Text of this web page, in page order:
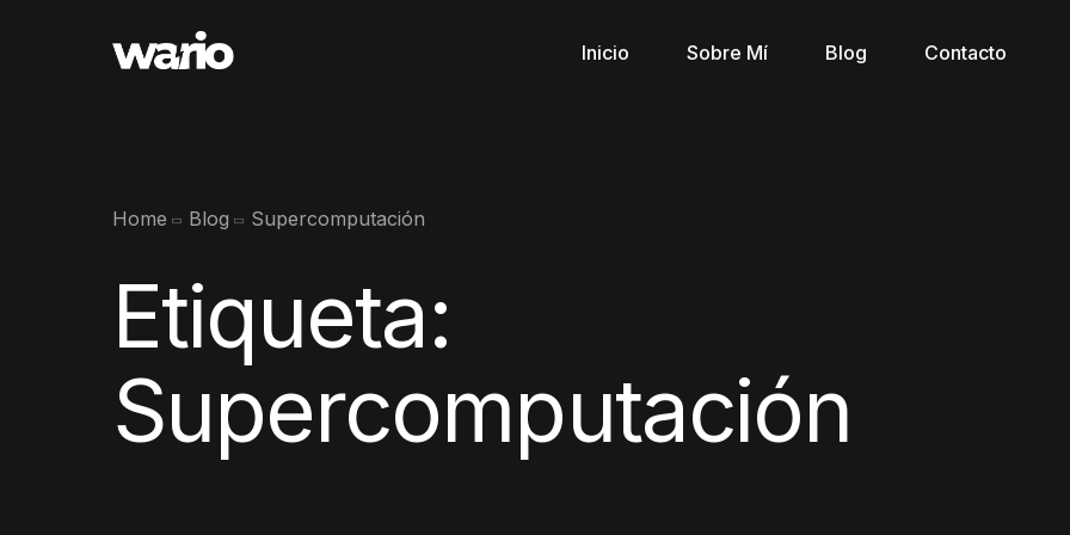
Inicio Sobre Mí Blog Contacto
Home Blog Supercomputación
Etiqueta:
Supercomputación